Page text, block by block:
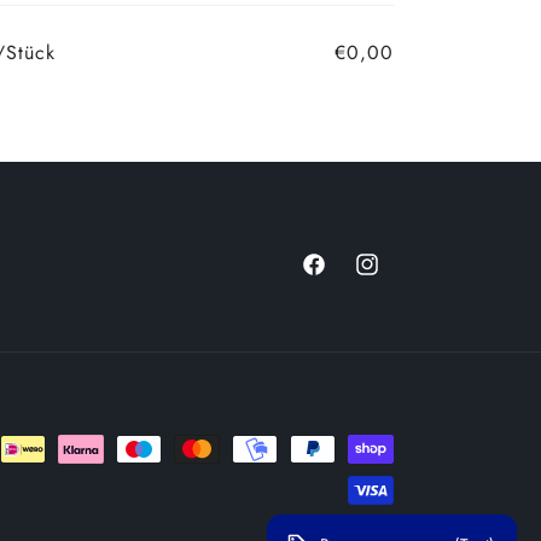
€0,00
FacebookInstagram